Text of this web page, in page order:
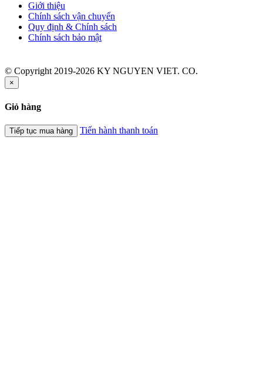
Giới thiệu
Chính sách vận chuyển
Quy định & Chính sách
Chính sách bảo mật
© Copyright 2019-2026 KY NGUYEN VIET. CO.
×
Giỏ hàng
Tiếp tục mua hàng Tiến hành thanh toán